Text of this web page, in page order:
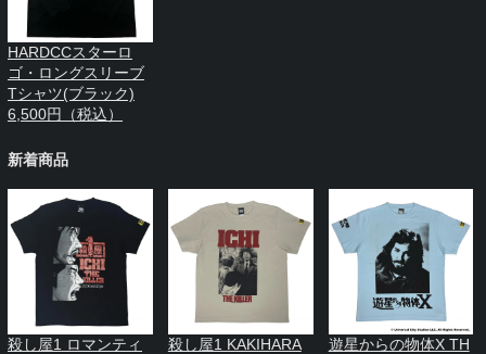
HARDCCスターロ
ゴ・ロングスリーブ
Tシャツ(ブラック)
6,500円（税込）
新着商品
殺し屋1 ロマンティ
殺し屋1 KAKIHARA
遊星からの物体X TH